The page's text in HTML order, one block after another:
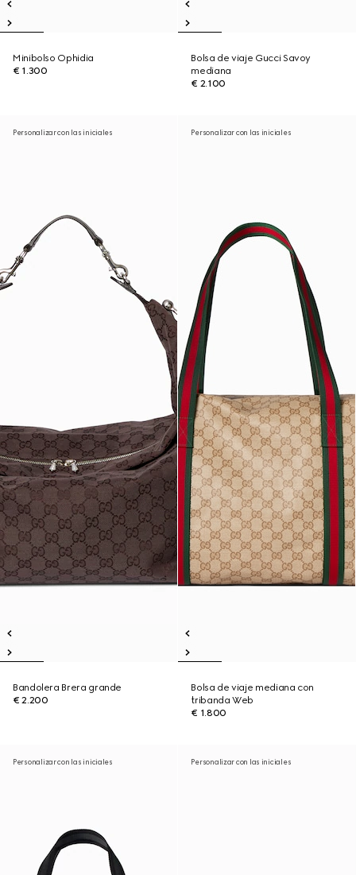
Minibolso Ophidia
€ 1.300
Bolsa de viaje Gucci Savoy
mediana
€ 2.100
Personalizar con las iniciales
Bandolera Brera grande
€ 2.200
Personalizar con las iniciales
Bolsa de viaje mediana con
tribanda Web
€ 1.800
Personalizar con las iniciales Personalizar con las iniciales